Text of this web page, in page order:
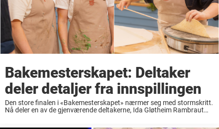
Bakemesterskapet: Deltaker
deler detaljer fra innspillingen
Den store finalen i «Bakemesterskapet» nærmer seg med stormskritt.
Nå deler en av de gjenværende deltakerne, Ida Gløtheim Rambraut